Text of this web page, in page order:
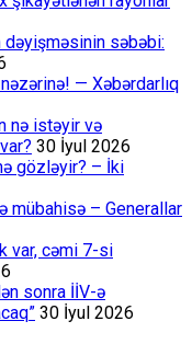
səbəbi:
— Xəbərdarlıq
nə istəyir və
30 İyul 2026
gözləyir? – İki
mübahisə – Generallar
var, cəmi 7-si
sonra İİV-ə
30 İyul 2026